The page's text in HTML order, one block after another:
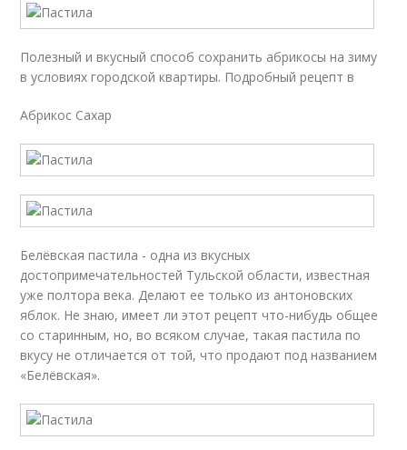
Полезный и вкусный способ сохранить абрикосы на зиму
в условиях городской квартиры. Подробный рецепт в
Абрикос Сахар
Белёвская пастила - одна из вкусных
достопримечательностей Тульской области, известная
уже полтора века. Делают ее только из антоновских
яблок. Не знаю, имеет ли этот рецепт что-нибудь общее
со старинным, но, во всяком случае, такая пастила по
вкусу не отличается от той, что продают под названием
«Белёвская».